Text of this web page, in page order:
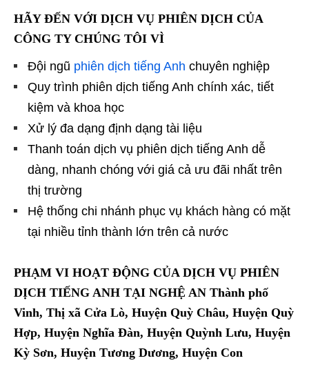
HÃY ĐẾN VỚI DỊCH VỤ PHIÊN DỊCH CỦA
CÔNG TY CHÚNG TÔI VÌ
Đội ngũ phiên dịch tiếng Anh chuyên nghiệp
Quy trình phiên dịch tiếng Anh chính xác, tiết
kiệm và khoa học
Xử lý đa dạng định dạng tài liệu
Thanh toán dịch vụ phiên dịch tiếng Anh dễ
dàng, nhanh chóng với giá cả ưu đãi nhất trên
thị trường
Hệ thống chi nhánh phục vụ khách hàng có mặt
tại nhiều tỉnh thành lớn trên cả nước
PHẠM VI HOẠT ĐỘNG CỦA DỊCH VỤ PHIÊN
DỊCH TIẾNG ANH TẠI NGHỆ AN Thành phố
Vinh, Thị xã Cửa Lò, Huyện Quỳ Châu, Huyện Quỳ
Hợp, Huyện Nghĩa Đàn, Huyện Quỳnh Lưu, Huyện
Kỳ Sơn, Huyện Tương Dương, Huyện Con